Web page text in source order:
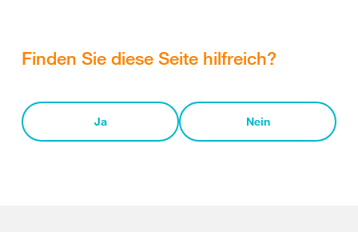
Finden Sie diese Seite hilfreich?
Ja Nein